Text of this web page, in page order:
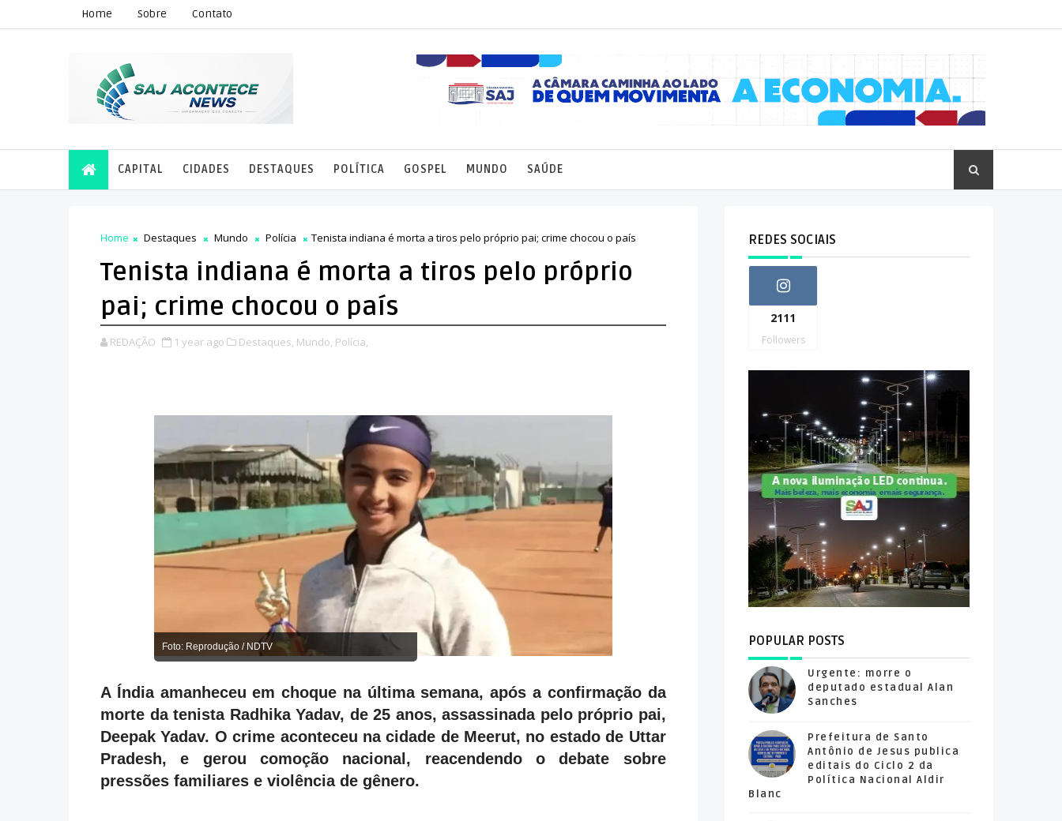
Home Sobre Contato
CAPITAL CIDADES DESTAQUES POLÍTICA GOSPEL MUNDO SAÚDE
Home Destaques Mundo Polícia Tenista indiana é morta a tiros pelo próprio pai; crime chocou o país
Tenista indiana é morta a tiros pelo próprio
pai; crime chocou o país
REDAÇÃO 1 year ago Destaques, Mundo, Polícia,
Foto: Reprodução / NDTV
A Índia amanheceu em choque na última semana, após a confirmação da
morte da tenista Radhika Yadav, de 25 anos, assassinada pelo próprio pai,
Deepak Yadav. O crime aconteceu na cidade de Meerut, no estado de Uttar
Pradesh, e gerou comoção nacional, reacendendo o debate sobre
pressões familiares e violência de gênero.
REDES SOCIAIS
2111
Followers
POPULAR POSTS
Urgente: morre o
deputado estadual Alan
Sanches
Prefeitura de Santo
Antônio de Jesus publica
editais do Ciclo 2 da
Política Nacional Aldir
Blanc